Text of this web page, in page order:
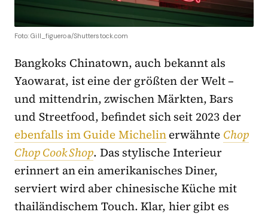
Foto: Gill_figueroa/Shutterstock.com
Bangkoks Chinatown, auch bekannt als
Yaowarat, ist eine der größten der Welt –
und mittendrin, zwischen Märkten, Bars
und Streetfood, befindet sich seit 2023 der
ebenfalls im Guide Michelinerwähnte Chop
Chop Cook Shop. Das stylische Interieur
erinnert an ein amerikanisches Diner,
serviert wird aber chinesische Küche mit
thailändischem Touch. Klar, hier gibt es